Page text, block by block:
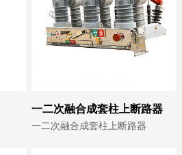
一二次融合成套柱上断路器
一二次融合成套柱上断路器